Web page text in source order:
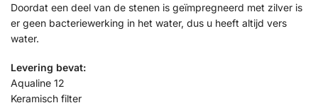
Doordat een deel van de stenen is geïmpregneerd met zilver is
er geen bacteriewerking in het water, dus u heeft altijd vers
water.
Levering bevat:
Aqualine 12
Keramisch filter